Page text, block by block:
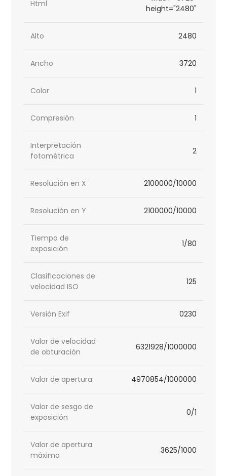
Html
height="2480"
Alto 2480
Ancho 3720
Color 1
Compresión 1
Interpretación
fotométrica
2
Resolución en X 2100000/10000
Resolución en Y 2100000/10000
Tiempo de
exposición
1/80
Clasificaciones de
velocidad ISO
125
Versión Exif 0230
Valor de velocidad
de obturación
6321928/1000000
Valor de apertura 4970854/1000000
Valor de sesgo de
exposición
0/1
Valor de apertura
máxima
3625/1000